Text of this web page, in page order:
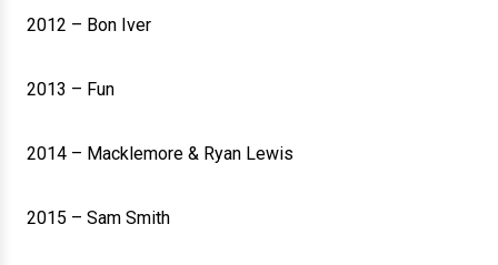
2012 – Bon Iver
2013 – Fun
2014 – Macklemore & Ryan Lewis
2015 – Sam Smith